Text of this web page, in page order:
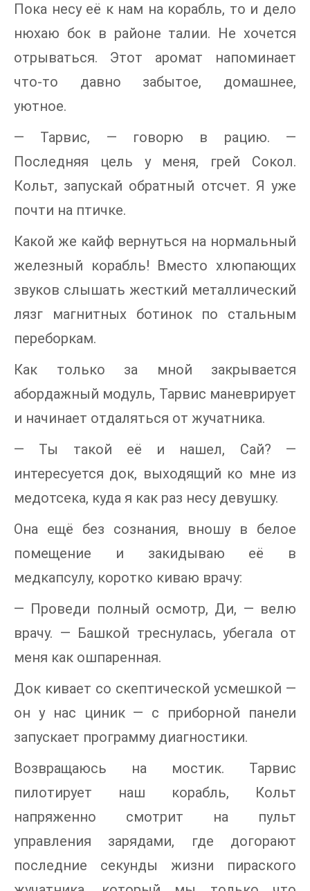
Пока несу её к нам на корабль, то и дело
нюхаю бок в районе талии. Не хочется
отрываться. Этот аромат напоминает
что-то давно забытое, домашнее,
уютное.
— Тарвис, — говорю в рацию. —
Последняя цель у меня, грей Сокол.
Кольт, запускай обратный отсчет. Я уже
почти на птичке.
Какой же кайф вернуться на нормальный
железный корабль! Вместо хлюпающих
звуков слышать жесткий металлический
лязг магнитных ботинок по стальным
переборкам.
Как только за мной закрывается
абордажный модуль, Тарвис маневрирует
и начинает отдаляться от жучатника.
— Ты такой её и нашел, Сай? —
интересуется док, выходящий ко мне из
медотсека, куда я как раз несу девушку.
Она ещё без сознания, вношу в белое
помещение и закидываю её в
медкапсулу, коротко киваю врачу:
— Проведи полный осмотр, Ди, — велю
врачу. — Башкой треснулась, убегала от
меня как ошпаренная.
Док кивает со скептической усмешкой —
он у нас циник — с приборной панели
запускает программу диагностики.
Возвращаюсь на мостик. Тарвис
пилотирует наш корабль, Кольт
напряженно смотрит на пульт
управления зарядами, где догорают
последние секунды жизни пираского